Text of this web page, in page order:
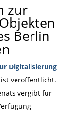
zur
Berlin
Digitalisierung
veröffentlicht.
vergibt für